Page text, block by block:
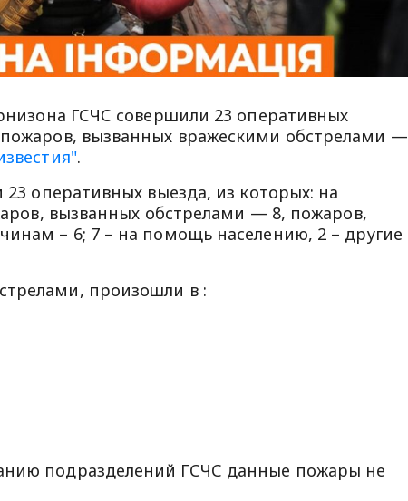
ГСЧС совершили 23 оперативных
вызванных вражескими обстрелами —
.
23 оперативных выезда, из которых: на
вызванных обстрелами — 8, пожаров,
– 6; 7 – на помощь населению, 2 – другие
произошли в :
подразделений ГСЧС данные пожары не